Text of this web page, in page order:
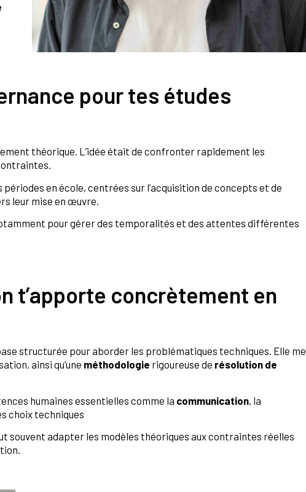
pour tes études
théorique. L’idée était de confronter rapidement les
en école, centrées sur l’acquisition de concepts et de
leur mise en œuvre.
pour gérer des temporalités et des attentes différentes
t’apporte concrètement en
structurée pour aborder les problématiques techniques. Elle me
ainsi qu’une méthodologie rigoureuse de résolution de
humaines essentielles comme la communication, la
choix techniques
souvent adapter les modèles théoriques aux contraintes réelles